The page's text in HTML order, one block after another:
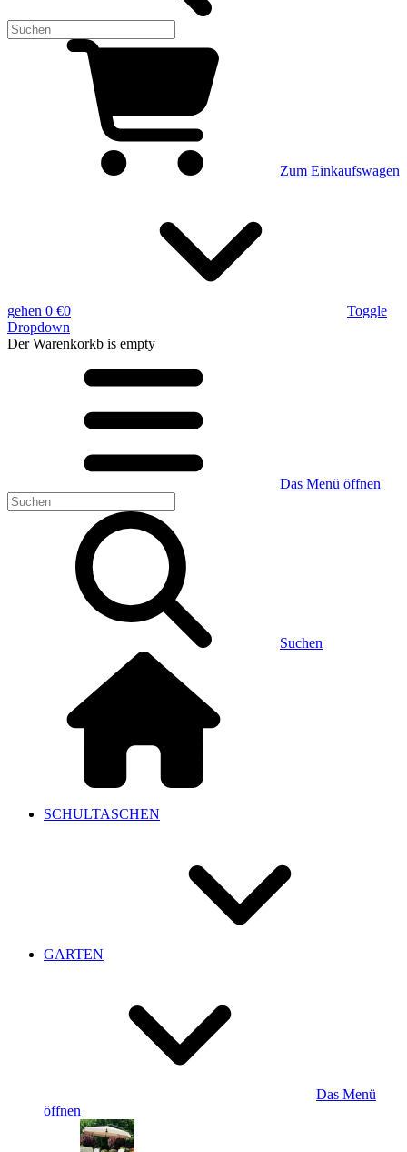
Zum Einkaufswagen
gehen 0 €0
Toggle
Dropdown
Der Warenkorkb is empty
Das Menü öffnen
Suchen
SCHULTASCHEN
GARTEN
Das Menü
öffnen